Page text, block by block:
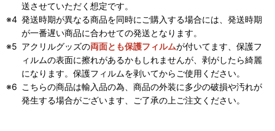
送させていただく想定です。
発送時期が異なる商品を同時にご購入する場合には、発送時期
が一番遅い商品に合わせての発送となります。
アクリルグッズの両面とも保護フィルムが付いてます、保護フ
ィルムの表面に擦れがあるかもしれませんが、剥がしたら綺麗
になります。保護フィルムを剥いてからご使用ください。
こちらの商品は輸入品の為、商品の外装に多少の破損や汚れが
発生する場合がございます、ご了承の上ご注文ください。